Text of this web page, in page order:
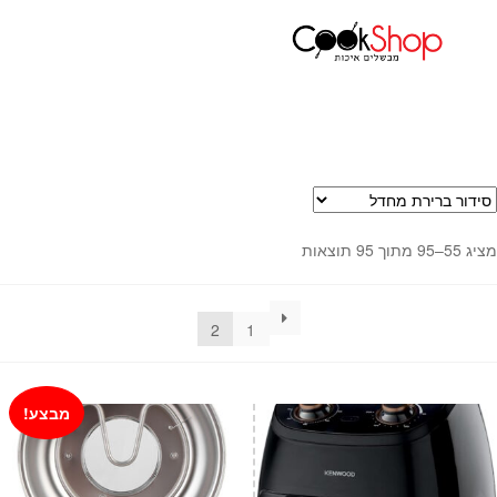
סירים
מחבתות
כלי הגשה ואירוח
קפה ותה
גיפט קארד
כלי בית
עמוד הבית מוצרי חשמל למטבח
מציג 55–95 מתוך 95 תוצאות
1
2
מבצע!